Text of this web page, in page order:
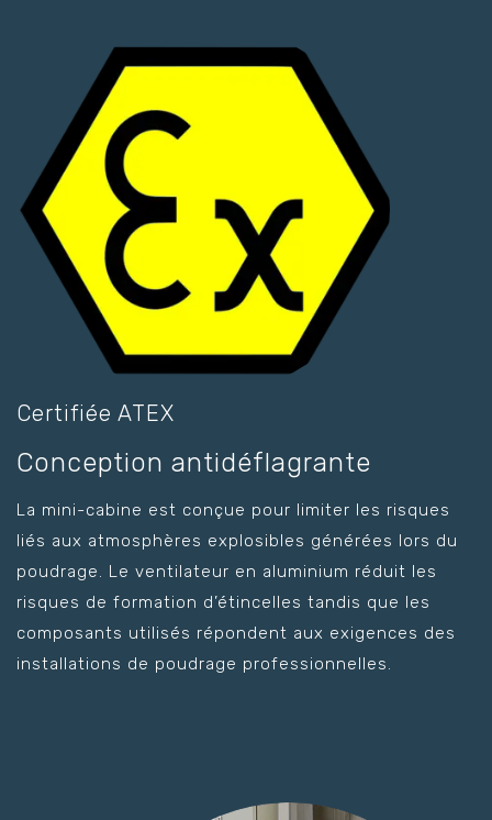
Certifiée ATEX
Conception antidéflagrante
La mini-cabine est conçue pour limiter les risques
liés aux atmosphères explosibles générées lors du
poudrage. Le ventilateur en aluminium réduit les
risques de formation d’étincelles tandis que les
composants utilisés répondent aux exigences des
installations de poudrage professionnelles.